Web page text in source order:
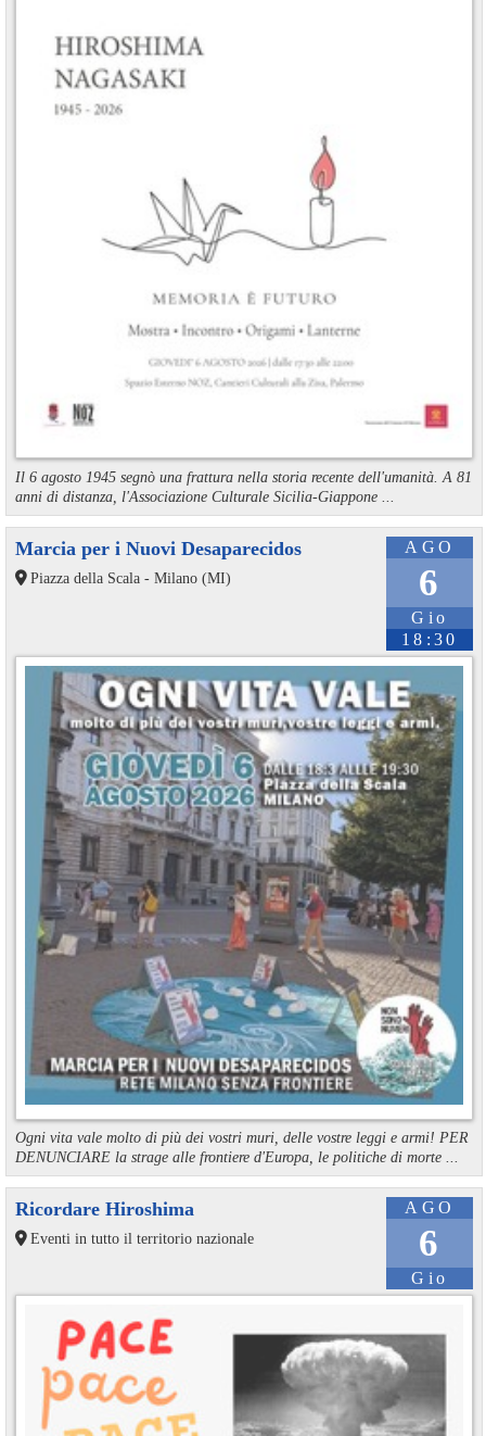
Il 6 agosto 1945 segnò una frattura nella storia recente dell'umanità. A 81
anni di distanza, l'Associazione Culturale Sicilia-Giappone ...
AGO
6
Gio
18:30
Marcia per i Nuovi Desaparecidos
Piazza della Scala - Milano (MI)
Ogni vita vale molto di più dei vostri muri, delle vostre leggi e armi! PER
DENUNCIARE la strage alle frontiere d'Europa, le politiche di morte ...
AGO
6
Gio
Ricordare Hiroshima
Eventi in tutto il territorio nazionale